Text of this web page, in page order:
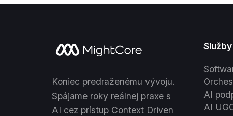
Koniec predraženému vývoju.
Spájame roky reálnej praxe s
AI cez prístup Context Driven
Služby
AI
AI